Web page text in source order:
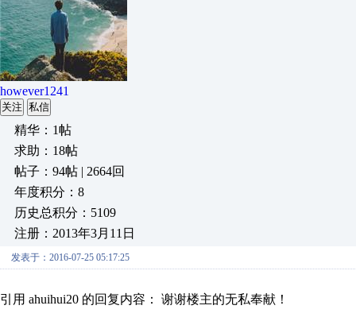
however1241
关注 私信
精华：1帖
求助：18帖
帖子：94帖 | 2664回
年度积分：8
历史总积分：5109
注册：2013年3月11日
发表于：2016-07-25 05:17:25
引用 ahuihui20 的回复内容： 谢谢楼主的无私奉献！